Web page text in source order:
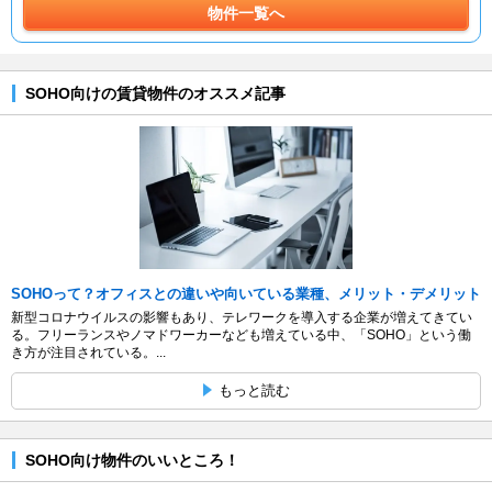
物件一覧へ
SOHO向けの賃貸物件のオススメ記事
SOHOって？オフィスとの違いや向いている業種、メリット・デメリット
新型コロナウイルスの影響もあり、テレワークを導入する企業が増えてきてい
る。フリーランスやノマドワーカーなども増えている中、「SOHO」という働
き方が注目されている。...
もっと読む
SOHO向け物件のいいところ！